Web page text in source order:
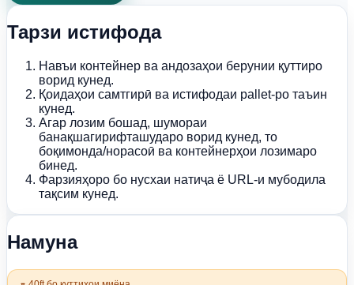
Тарзи истифода
Навъи контейнер ва андозаҳои берунии қуттиро
ворид кунед.
Қоидаҳои самтгирӣ ва истифодаи pallet-ро таъин
кунед.
Агар лозим бошад, шумораи
банақшагирифташударо ворид кунед, то
боқимонда/норасоӣ ва контейнерҳои лозимаро
бинед.
Фарзияҳоро бо нусхаи натиҷа ё URL-и мубодила
тақсим кунед.
Намуна